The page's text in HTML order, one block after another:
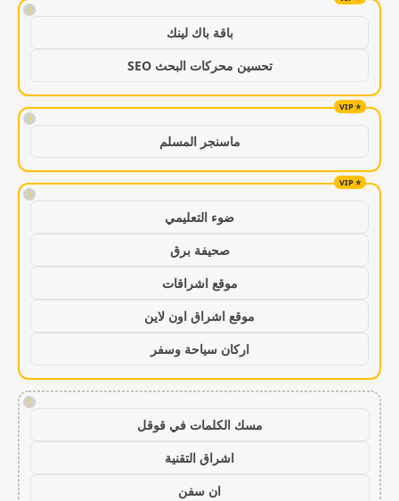
!
باقة باك لينك
تحسين محركات البحث SEO
!
ماسنجر المسلم
!
ضوء التعليمي
صحيفة برق
موقع اشراقات
موقع اشراق اون لاين
اركان سياحة وسفر
!
مسك الكلمات في قوقل
اشراق التقنية
ان سفن